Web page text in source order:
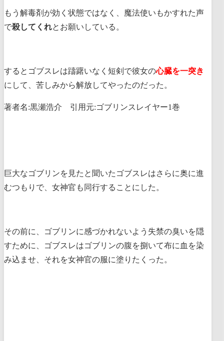
もう解毒剤が効く状態ではなく、魔法使いもかすれた声
で殺してくれとお願いしている。
するとゴブスレは躊躇いなく短剣で彼女の心臓を一突き
にして、苦しみから解放してやったのだった。
著者名:黒瀬浩介 引用元:ゴブリンスレイヤー1巻
巨大なゴブリンを見たと聞いたゴブスレはさらに奥に進
むつもりで、女神官も同行することにした。
その前に、ゴブリンに感づかれないよう失禁の臭いを隠
すために、ゴブスレはゴブリンの腹を捌いて布に血を染
み込ませ、それを女神官の服に塗りたくった。